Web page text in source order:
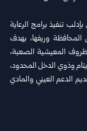
تنفيذ برامج الرعاية
وريفها، بهدف
المعيشية الصعبة،
وذوي الدخل المحدود،
الدعم العيني والمادي